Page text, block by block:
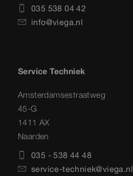
035 538 04 42
info@viega.nl
Service Techniek
Amsterdamsestraatweg
45-G
1411 AX
Naarden
035 - 538 44 48
service-techniek@viega.nl